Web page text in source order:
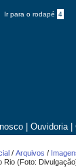
Ir para o rodapé 4
Ouvidoria
/Arquivos /
Rio (Foto: